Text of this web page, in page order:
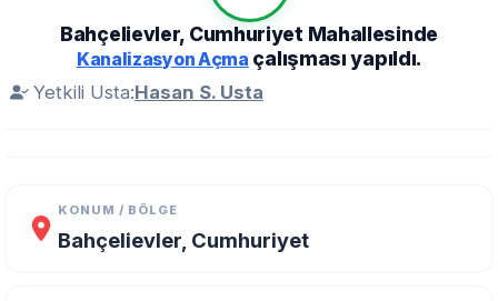
Bahçelievler, Cumhuriyet Mahallesinde
Kanalizasyon Açma çalışması yapıldı.
Yetkili Usta:Hasan S. Usta
KONUM / BÖLGE
Bahçelievler, Cumhuriyet